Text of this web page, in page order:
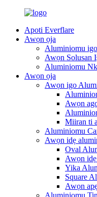
Apoti Everflare
Awọn ọja
Aluminiomu
Awọn Solusan
Aluminiomu
Awọn ọja
Awọn igo
Awọn
Miiran ti
Aluminiomu
Awọn idẹ
Oval
Awọn
Yika
Square
Awọn
Aluminiomu